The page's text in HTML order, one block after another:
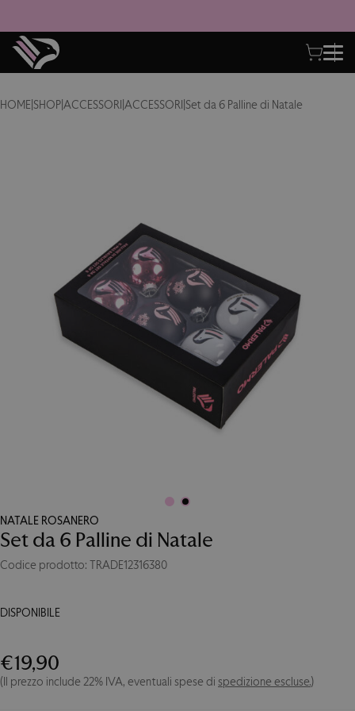
HOME SHOPACCESSORI ACCESSORI Set da 6 Palline di Natale
NATALE ROSANERO
Set da 6 Palline di Natale
Codice prodotto: TRADE12316380
DISPONIBILE
da
6
Palline
€19,90
(Il prezzo include 22% IVA, eventuali spese di spedizione escluse.)